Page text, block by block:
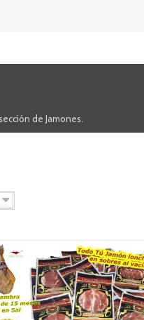
de Jamones.